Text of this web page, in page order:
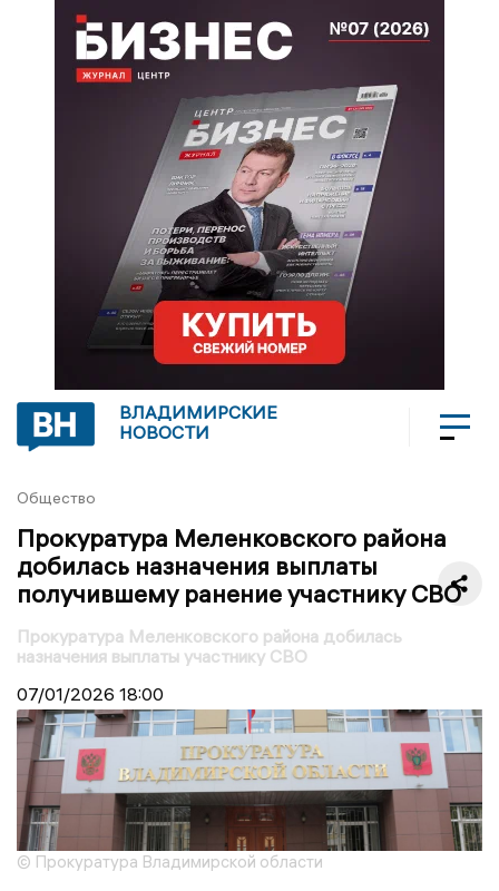
ВЛАДИМИРСКИЕ
НОВОСТИ
Общество
Прокуратура Меленковского района
добилась назначения выплаты
получившему ранение участнику СВО
Прокуратура Меленковского района добилась
назначения выплаты участнику СВО
07/01/2026 18:00
© Прокуратура Владимирской области